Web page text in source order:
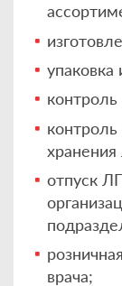
отпуск
врача;